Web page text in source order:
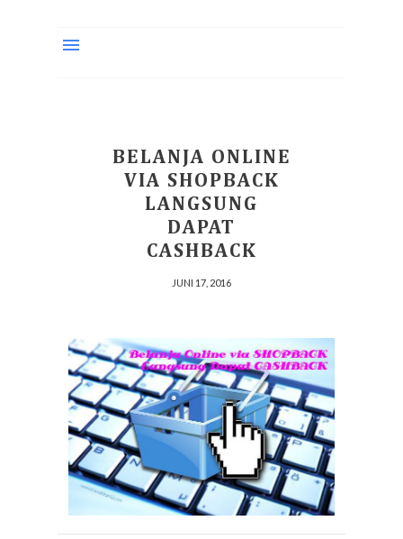
BELANJA ONLINE
VIA SHOPBACK
LANGSUNG
DAPAT
CASHBACK
JUNI 17, 2016